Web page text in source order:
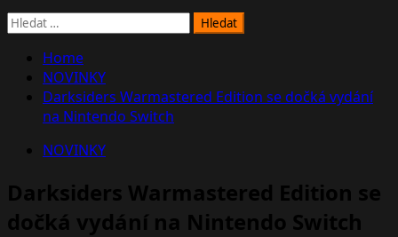
Vyhledávání
Home
NOVINKY
Darksiders Warmastered Edition se dočká vydání
na Nintendo Switch
NOVINKY
Darksiders Warmastered Edition se
dočká vydání na Nintendo Switch